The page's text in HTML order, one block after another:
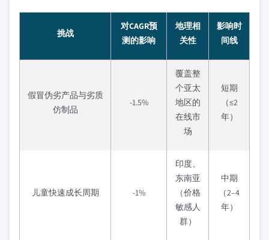
挑战
对CAGR预
测的影响
地理相
关性
影响时
间线
假冒伪劣产品与劣质
仿制品
-1.5%
覆盖整
个亚太
地区的
在线市
场
短期
（≤2
年）
儿童快速成长周期 -1%
印度、
东南亚
（价格
敏感人
群）
中期
（2–4
年）